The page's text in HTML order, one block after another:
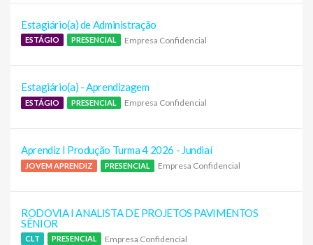
Estagiário(a) de Administração
ESTÁGIO PRESENCIAL Empresa Confidencial
Estagiário(a) - Aprendizagem
ESTÁGIO PRESENCIAL Empresa Confidencial
Aprendiz I Produção Turma 4 2026 - Jundiaí
JOVEM APRENDIZ PRESENCIAL Empresa Confidencial
RODOVIA I ANALISTA DE PROJETOS PAVIMENTOS
SÊNIOR
CLT PRESENCIAL Empresa Confidencial